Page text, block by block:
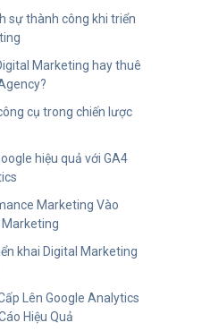
sự thành công khi triển
Marketing hay thuê
cụ trong chiến lược
hiệu quả với GA4
Marketing Vào
Marketing
khai Digital Marketing
Lên Google Analytics
Hiệu Quả